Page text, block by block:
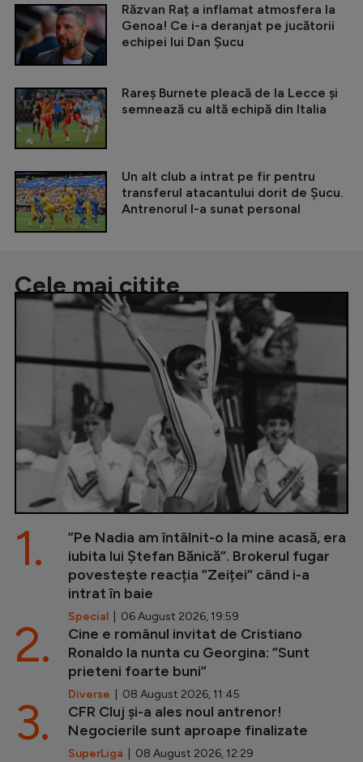
Răzvan Raț a inflamat atmosfera la
Genoa! Ce i-a deranjat pe jucătorii
echipei lui Dan Șucu
Rareș Burnete pleacă de la Lecce și
semnează cu altă echipă din Italia
Un alt club a intrat pe fir pentru
transferul atacantului dorit de Șucu.
Antrenorul l-a sunat personal
Cele mai citite
”Pe Nadia am întâlnit-o la mine acasă, era
iubita lui Ștefan Bănică”. Brokerul fugar
povestește reacția ”Zeiței” când i-a
intrat în baie
Special | 06 August 2026, 19:59
1.
Cine e românul invitat de Cristiano
Ronaldo la nunta cu Georgina: ”Sunt
prieteni foarte buni”
Diverse | 08 August 2026, 11:45
2.
CFR Cluj și-a ales noul antrenor!
Negocierile sunt aproape finalizate
SuperLiga | 08 August 2026, 12:29
3.